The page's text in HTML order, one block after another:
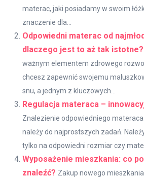
materac, jaki posiadamy w swoim
znaczenie dla...
Odpowiedni materac od
dlaczego jest to aż tak istotne?
ważnym elementem zdrowego
chcesz zapewnić swojemu
snu, a jednym z kluczowych...
Regulacja materaca –
Znalezienie odpowiedniego
należy do najprostszych zadań.
tylko na odpowiedni rozmiar czy
Wyposażenie mieszkania: co
znaleźć? Zakup nowego